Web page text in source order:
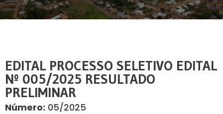
EDITAL PROCESSO SELETIVO EDITAL
Nº 005/2025 RESULTADO
PRELIMINAR
Número: 05/2025